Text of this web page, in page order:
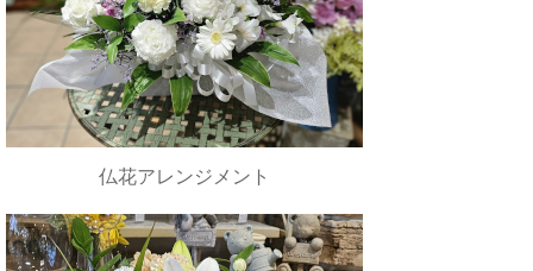
仏花アレンジメント